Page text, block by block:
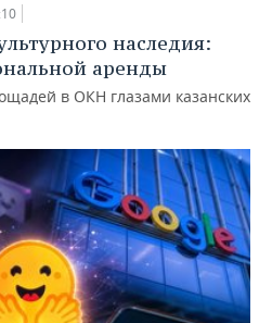
наследия:
аренды
в ОКН глазами казанских